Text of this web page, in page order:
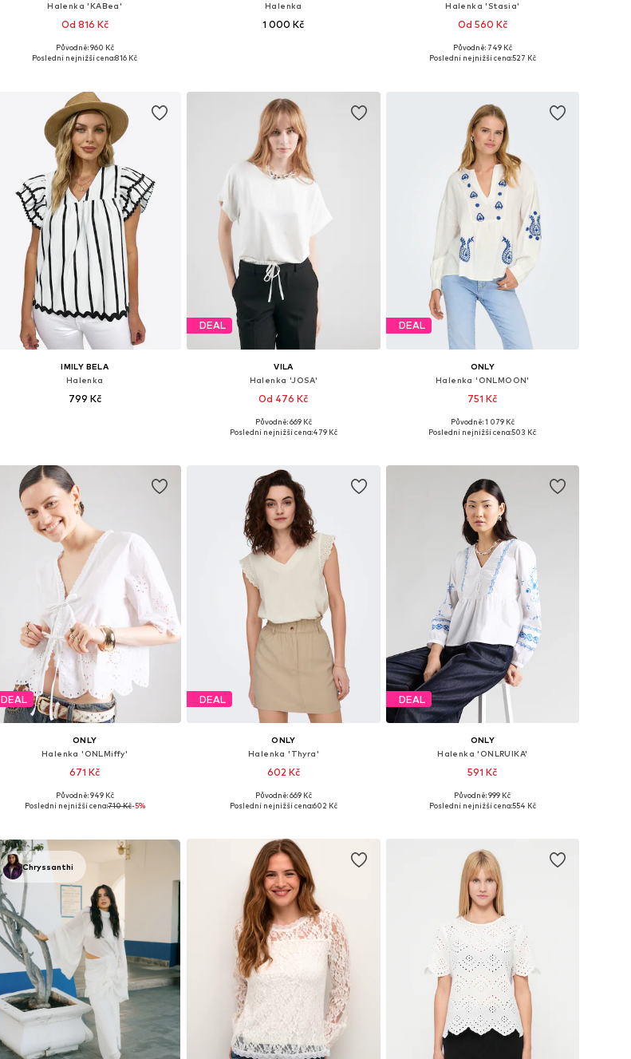
Halenka 'KABea'
Od 816 Kč
Dostupné v mnoha velikostech
Původně: 960 Kč
Poslední nejnižší cena:816 Kč
Halenka
1 000 Kč
Halenka 'Stasia'
Od 560 Kč
Dostupné velikosti: XS, S, M, L, XL, XXL
Původně: 749 Kč
Poslední nejnižší cena:527 Kč
IMILY BELA
Halenka
799 Kč
DEAL
VILA
Halenka 'JOSA'
Od 476 Kč
+4
Dostupné velikosti: S, M, L, XL, XXL
Původně: 669 Kč
Poslední nejnižší cena:479 Kč
DEAL
ONLY
Halenka 'ONLMOON'
751 Kč
Dostupné velikosti: XXS, XS, S, M, L, XL
Původně: 1 079 Kč
Poslední nejnižší cena:503 Kč
DEAL
ONLY
Halenka 'ONLMiffy'
671 Kč
Dostupné velikosti: XS, S, M
Původně: 949 Kč
Poslední nejnižší cena:710 Kč-5%
DEAL
ONLY
Halenka 'Thyra'
602 Kč
Dostupné velikosti: XXS, XS, S
Původně: 669 Kč
Poslední nejnižší cena:602 Kč
DEAL
ONLY
Halenka 'ONLRUIKA'
591 Kč
Dostupné velikosti: XS, S, M, L, XL
Původně: 999 Kč
Poslední nejnižší cena:554 Kč
Chryssanthi